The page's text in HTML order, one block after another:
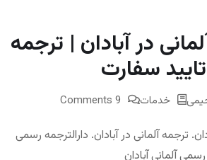
در آبادان | ترجمه
سفارت
خدمات 9 Comments
ترجمه آلمانی در آبادان. دارالترجمه رسمی
آلمانی آبادان